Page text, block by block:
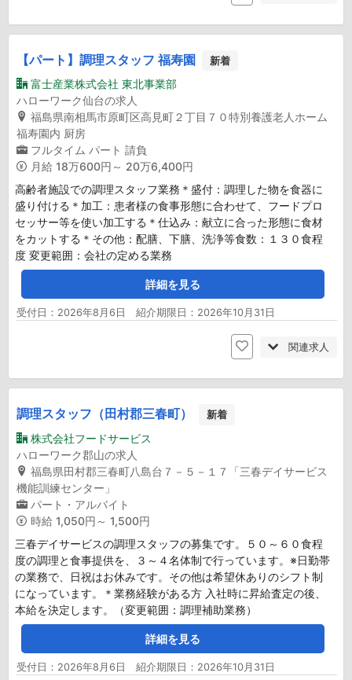
【パート】調理スタッフ 福寿園 新着
富士産業株式会社 東北事業部
ハローワーク仙台の求人
福島県南相馬市原町区高見町２丁目７０特別養護老人ホーム
福寿園内 厨房
フルタイム パート 請負
月給 18万600円～ 20万6,400円
高齢者施設での調理スタッフ業務＊盛付：調理した物を食器に
盛り付ける＊加工：患者様の食事形態に合わせて、フードプロ
セッサー等を使い加工する＊仕込み：献立に合った形態に食材
をカットする＊その他：配膳、下膳、洗浄等食数：１３０食程
度 変更範囲：会社の定める業務
詳細を見る
受付日：2026年8月6日 紹介期限日：2026年10月31日
関連求人
調理スタッフ（田村郡三春町） 新着
株式会社フードサービス
ハローワーク郡山の求人
福島県田村郡三春町八島台７－５－１７「三春デイサービス
機能訓練センター」
パート・アルバイト
時給 1,050円～ 1,500円
三春デイサービスの調理スタッフの募集です。５０～６０食程
度の調理と食事提供を、３～４名体制で行っています。※日勤帯
の業務で、日祝はお休みです。その他は希望休ありのシフト制
になっています。＊業務経験がある方 入社時に昇給査定の後、
本給を決定します。（変更範囲：調理補助業務）
詳細を見る
受付日：2026年8月6日 紹介期限日：2026年10月31日